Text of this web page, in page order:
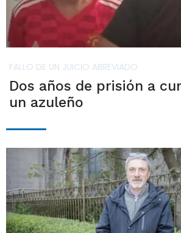
FALLO DE UN JUICIO ABREVIADO
Dos años de prisión a
un azuleño